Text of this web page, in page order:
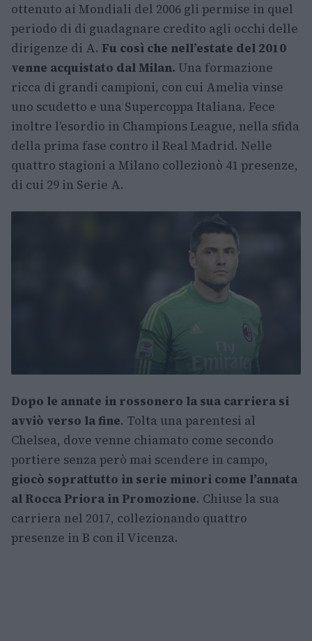
ottenuto ai Mondiali del 2006 gli permise in quel
periodo di di guadagnare credito agli occhi delle
dirigenze di A. Fu così che nell’estate del 2010
venne acquistato dal Milan. Una formazione
ricca di grandi campioni, con cui Amelia vinse
uno scudetto e una Supercoppa Italiana. Fece
inoltre l’esordio in Champions League, nella sfida
della prima fase contro il Real Madrid. Nelle
quattro stagioni a Milano collezionò 41 presenze,
di cui 29 in Serie A.
Dopo le annate in rossonero la sua carriera si
avviò verso la fine. Tolta una parentesi al
Chelsea, dove venne chiamato come secondo
portiere senza però mai scendere in campo,
giocò soprattutto in serie minori come l’annata
al Rocca Priora in Promozione. Chiuse la sua
carriera nel 2017, collezionando quattro
presenze in B con il Vicenza.